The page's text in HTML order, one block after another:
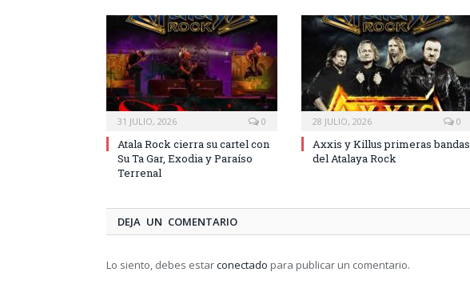
31 JULIO, 2026 0
Atala Rock cierra su cartel con
Su Ta Gar, Exodia y Paraíso
Terrenal
28 JULIO, 2026 0
Axxis y Killus primeras bandas
del Atalaya Rock
DEJA UN COMENTARIO
Lo siento, debes estarconectado para publicar un comentario.